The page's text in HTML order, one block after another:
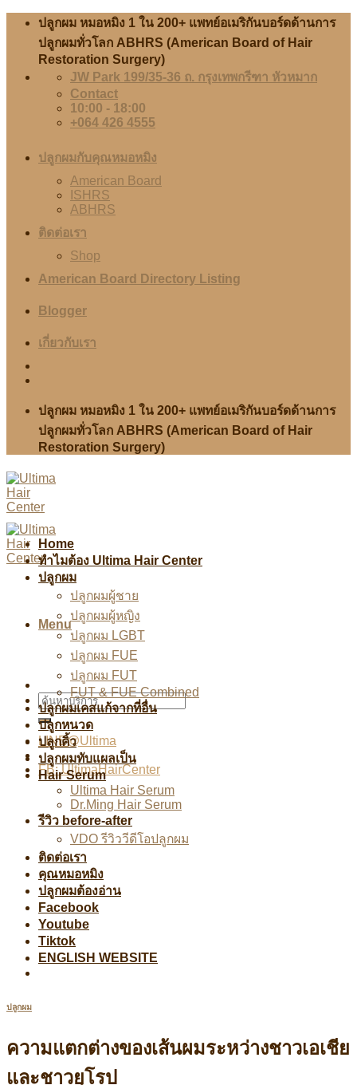
Skip
content
ปลูกผม หมอหมิง 1 ใน 200+ แพทย์อเมริกันบอร์ดด้านการ
ปลูกผมทั่วโลก ABHRS (American Board of Hair
Restoration Surgery)
JW Park 199/35-36 ถ. กรุงเทพกรีฑา หัวหมาก
Contact
10:00 - 18:00
+064 426 4555
ปลูกผมกับคุณหมอหมิง
American Board
ISHRS
ABHRS
ติดต่อเรา
Shop
American Board Directory Listing
Blogger
เกี่ยวกับเรา
ปลูกผม หมอหมิง 1 ใน 200+ แพทย์อเมริกันบอร์ดด้านการ
ปลูกผมทั่วโลก ABHRS (American Board of Hair
Restoration Surgery)
Menu
LINE@Ultima
FB: UltimaHairCenter
Home
ทำไมต้อง Ultima Hair Center
ปลูกผม
ปลูกผมผู้ชาย
ปลูกผมผู้หญิง
ปลูกผม LGBT
ปลูกผม FUE
ปลูกผม FUT
FUT & FUE Combined
ปลูกผมเคสแก้จากที่อื่น
ปลูกหนวด
ปลูกคิ้ว
ปลูกผมทับแผลเป็น
Hair Serum
Ultima Hair Serum
Dr.Ming Hair Serum
รีวิว before-after
VDO รีวิววีดีโอปลูกผม
ติดต่อเรา
คุณหมอหมิง
ปลูกผมต้องอ่าน
Facebook
Youtube
Tiktok
ENGLISH WEBSITE
ปลูกผม
ความแตกต่างของเส้นผมระหว่างชาวเอเชีย
และชาวยุโรป